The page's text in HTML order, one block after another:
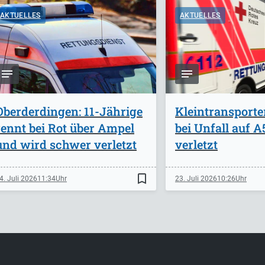
AKTUELLES
11-Jährige
bei Rot über Ampel
wird schwer verletzt
Juli 202611:34 bookmark_border
AKTUELLES
bei Unfall auf
verletzt
23. Juli 202610:26